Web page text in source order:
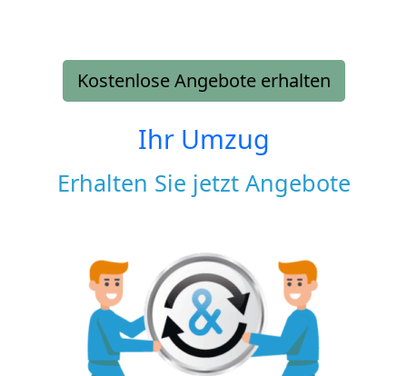
Kostenlose Angebote erhalten
Ihr Umzug
Erhalten Sie jetzt Angebote